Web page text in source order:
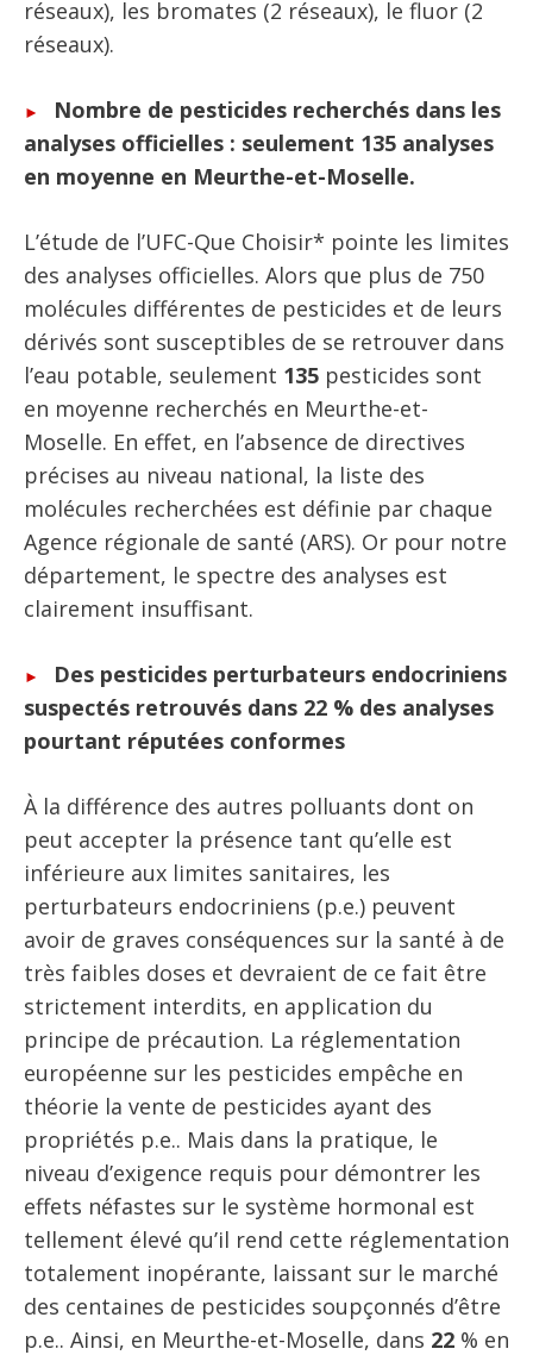
réseaux), les bromates (2 réseaux), le fluor (2
réseaux).
Nombre de pesticides recherchés dans les
analyses officielles : seulement 135 analyses
en moyenne en Meurthe-et-Moselle.
L’étude de l’UFC-Que Choisir* pointe les limites
des analyses officielles. Alors que plus de 750
molécules différentes de pesticides et de leurs
dérivés sont susceptibles de se retrouver dans
l’eau potable, seulement 135 pesticides sont
en moyenne recherchés en Meurthe-et-
Moselle. En effet, en l’absence de directives
précises au niveau national, la liste des
molécules recherchées est définie par chaque
Agence régionale de santé (ARS). Or pour notre
département, le spectre des analyses est
clairement insuffisant.
Des pesticides perturbateurs endocriniens
suspectés retrouvés dans 22 % des analyses
pourtant réputées conformes
À la différence des autres polluants dont on
peut accepter la présence tant qu’elle est
inférieure aux limites sanitaires, les
perturbateurs endocriniens (p.e.) peuvent
avoir de graves conséquences sur la santé à de
très faibles doses et devraient de ce fait être
strictement interdits, en application du
principe de précaution. La réglementation
européenne sur les pesticides empêche en
théorie la vente de pesticides ayant des
propriétés p.e.. Mais dans la pratique, le
niveau d’exigence requis pour démontrer les
effets néfastes sur le système hormonal est
tellement élevé qu’il rend cette réglementation
totalement inopérante, laissant sur le marché
des centaines de pesticides soupçonnés d’être
p.e.. Ainsi, en Meurthe-et-Moselle, dans 22 % en